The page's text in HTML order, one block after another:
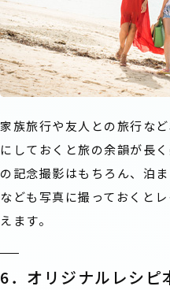
家族旅行や友人との旅行な
にしておくと旅の余韻が長
の記念撮影はもちろん、泊
なども写真に撮っておくと
えます。
6．オリジナルレシピ